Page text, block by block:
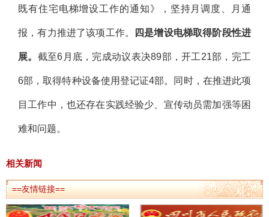
既有住宅电梯增设工作的通知》，坚持月调度、月通
报，有力推进了该项工作。 四是增设电梯取得阶段性进
展。 截至6月底，完成动议表决89部，开工21部，完工
6部，取得特种设备使用登记证4部。同时，在推进此项
目工作中，也还存在实践经验少、宣传动员需加强等困
难和问题。
相关新闻
==友情链接==